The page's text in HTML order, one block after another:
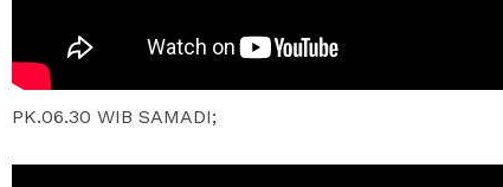
PK.06.30 WIB SAMADI;